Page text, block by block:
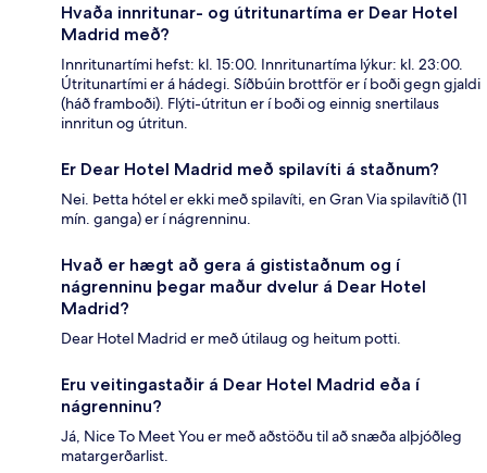
Hvaða innritunar- og útritunartíma er Dear Hotel
Madrid með?
Innritunartími hefst: kl. 15:00. Innritunartíma lýkur: kl. 23:00.
Útritunartími er á hádegi. Síðbúin brottför er í boði gegn gjaldi
(háð framboði). Flýti-útritun er í boði og einnig snertilaus
innritun og útritun.
Er Dear Hotel Madrid með spilavíti á staðnum?
Nei. Þetta hótel er ekki með spilavíti, en Gran Via spilavítið (11
mín. ganga) er í nágrenninu.
Hvað er hægt að gera á gististaðnum og í
nágrenninu þegar maður dvelur á Dear Hotel
Madrid?
Dear Hotel Madrid er með útilaug og heitum potti.
Eru veitingastaðir á Dear Hotel Madrid eða í
nágrenninu?
Já, Nice To Meet You er með aðstöðu til að snæða alþjóðleg
matargerðarlist.